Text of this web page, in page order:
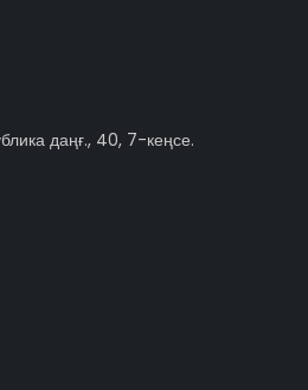
даңғ., 40, 7-кеңсе.